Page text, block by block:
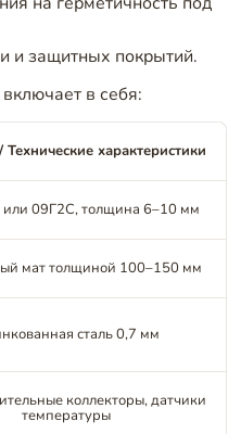
и защитных покрытий.
в себя:
характеристики
или 09Г2С, толщина 6–10 мм
мат толщиной 100–150 мм
сталь 0,7 мм
коллекторы, датчики
температуры